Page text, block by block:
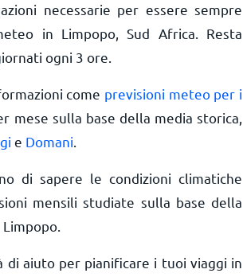
necessarie per essere sempre
in Limpopo, Sud Africa. Resta
ogni 3 ore.
come previsioni meteo per i
mese sulla base della media storica,
e Domani
di sapere le condizioni climatiche
mensili studiate sulla base della
aiuto per pianificare i tuoi viaggi in